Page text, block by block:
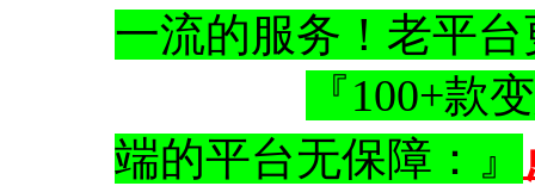
一流的服务！老平
『100+款
端的平台无保障：』